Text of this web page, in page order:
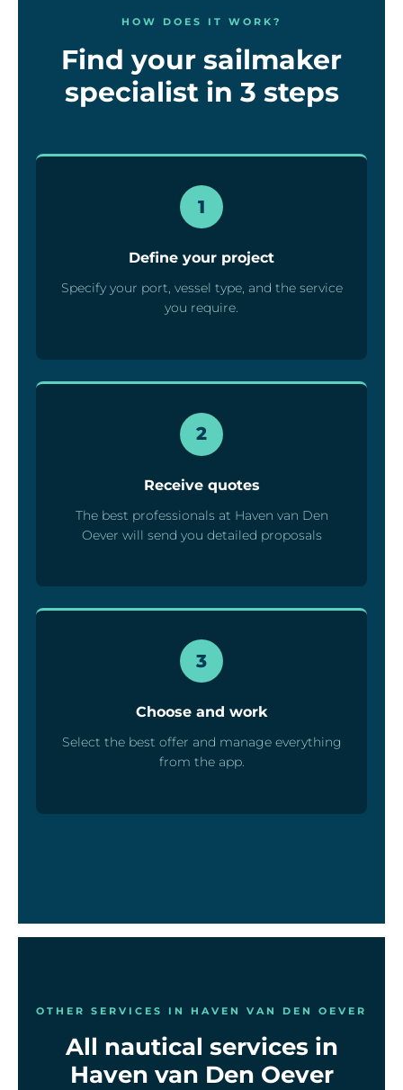
HOW DOES IT WORK?
Find your sailmaker
specialist in 3 steps
1
Define your project
Specify your port, vessel type, and the service
you require.
2
Receive quotes
The best professionals at Haven van Den
Oever will send you detailed proposals
3
Choose and work
Select the best offer and manage everything
from the app.
OTHER SERVICES IN HAVEN VAN DEN OEVER
All nautical services in
Haven van Den Oever